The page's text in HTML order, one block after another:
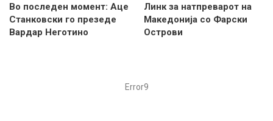
Во последен момент: Аце
Станковски го презеде
Вардар Неготино
Линк за натпреварот на
Македонија со Фарски
Острови
Error9